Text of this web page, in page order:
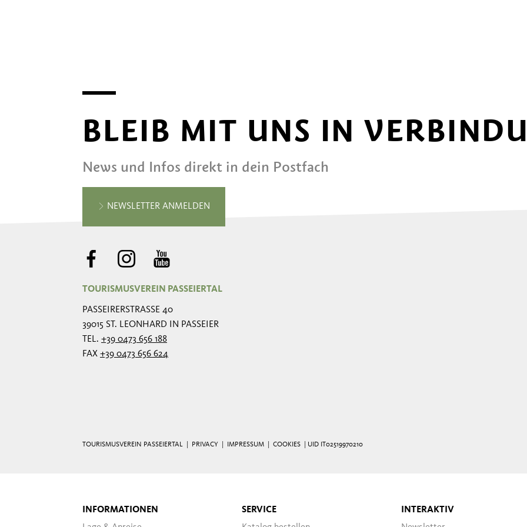
BLEIB MIT UNS IN
News und Infos direkt in dein Postfach
NEWSLETTER ANMELDEN
TOURISMUSVEREIN PASSEIERTAL
PASSEIRERSTRASSE 40
39015 ST. LEONHARD IN PASSEIER
TEL. +39 0473 656 188
FAX +39 0473 656 624
TOURISMUSVEREIN PASSEIERTAL | PRIVACY IMPRESSUM COOKIES | UID IT02519970210
INFORMATIONEN
SERVICE
INTERAKTIV